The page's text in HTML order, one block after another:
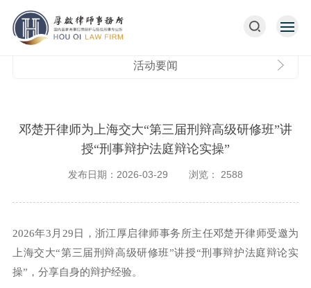
活动要闻
邓楚开律师为上海交大“第三届刑辩高级研修班”讲
授“刑事辩护法庭辩论实操”
发布日期：2026-03-29 浏览： 2588
2026年3月29日，浙江厚启律师事务所主任邓楚开律师受邀为
上海交大“第三届刑辩高级研修班”讲授“刑事辩护法庭辩论实
操”，分享自身的辩护经验。